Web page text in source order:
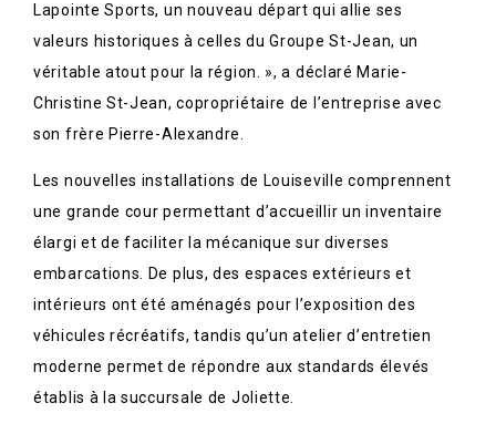
Lapointe Sports, un nouveau départ qui allie ses
valeurs historiques à celles du Groupe St-Jean, un
véritable atout pour la région. », a déclaré Marie-
Christine St-Jean, copropriétaire de l’entreprise avec
son frère Pierre-Alexandre.
Les nouvelles installations de Louiseville comprennent
une grande cour permettant d’accueillir un inventaire
élargi et de faciliter la mécanique sur diverses
embarcations. De plus, des espaces extérieurs et
intérieurs ont été aménagés pour l’exposition des
véhicules récréatifs, tandis qu’un atelier d’entretien
moderne permet de répondre aux standards élevés
établis à la succursale de Joliette.